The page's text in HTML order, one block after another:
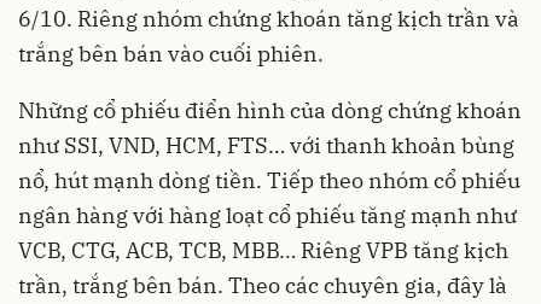
6/10. Riêng nhóm chứng khoán tăng kịch trần và
trắng bên bán vào cuối phiên.
Những cổ phiếu điển hình của dòng chứng khoán
như SSI, VND, HCM, FTS… với thanh khoản bùng
nổ, hút mạnh dòng tiền. Tiếp theo nhóm cổ phiếu
ngân hàng với hàng loạt cổ phiếu tăng mạnh như
VCB, CTG, ACB, TCB, MBB… Riêng VPB tăng kịch
trần, trắng bên bán. Theo các chuyên gia, đây là